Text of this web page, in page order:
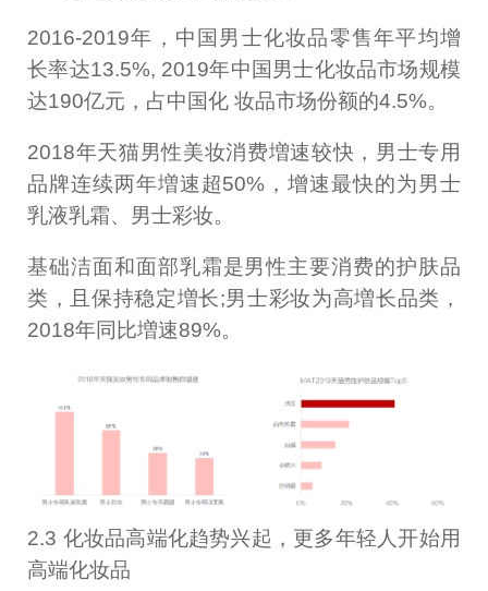
2016-2019年，中国男士化妆品零售年平均增
长率达13.5%, 2019年中国男士化妆品市场规模
达190亿元，占中国化 妆品市场份额的4.5%。
2018年天猫男性美妆消费増速较快，男士专用
品牌连续两年増速超50%，增速最快的为男士
乳液乳霜、男士彩妆。
基础洁面和面部乳霜是男性主要消费的护肤品
类，且保持稳定増长;男士彩妆为高増长品类，
2018年同比増速89%。
2.3 化妆品高端化趋势兴起，更多年轻人开始用
高端化妆品